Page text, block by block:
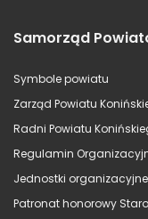
Samorząd
Symbole powiatu
Zarząd Powiatu
Radni Powiatu
Regulamin
Jednostki
Patronat honorowy